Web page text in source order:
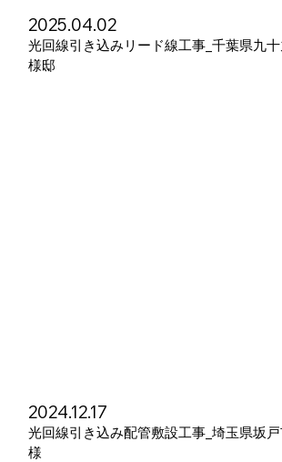
2025.04.02
光回線引き込みリード線工事_千葉県九
様邸
2024.12.17
光回線引き込み配管敷設工事_埼玉県坂
様